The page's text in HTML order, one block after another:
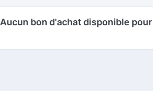
Aucun bon d'achat disponible